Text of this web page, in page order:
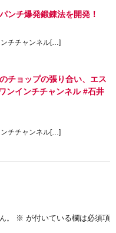
ンチ爆発鍛錬法を開発！
チチャンネル[…]
チョップの張り合い、エス
インチチャンネル #石井
チチャンネル[…]
。 ※ が付いている欄は必須項